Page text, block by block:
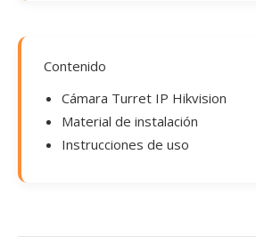
Contenido
Cámara Turret IP Hikvision
Material de instalación
Instrucciones de uso